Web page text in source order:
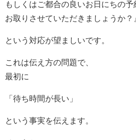
もしくはご都合の良いお日にちの予
お取りさせていただきましょうか？
という対応が望ましいです。
これは伝え方の問題で、
最初に
「待ち時間が長い」
という事実を伝えます。